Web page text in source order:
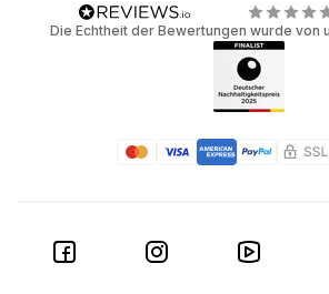
Die Echtheit der Bewertungen wurde von